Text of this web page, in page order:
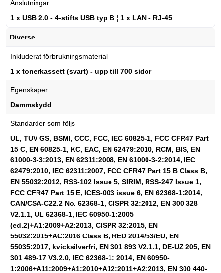
Anslutningar
1 x USB 2.0 - 4-stifts USB typ B ¦ 1 x LAN - RJ-45
Diverse
Inkluderat förbrukningsmaterial
1 x tonerkassett (svart) - upp till 700 sidor
Egenskaper
Dammskydd
Standarder som följs
UL, TUV GS, BSMI, CCC, FCC, IEC 60825-1, FCC CFR47 Part
15 C, EN 60825-1, KC, EAC, EN 62479:2010, RCM, BIS, EN
61000-3-3:2013, EN 62311:2008, EN 61000-3-2:2014, IEC
62479:2010, IEC 62311:2007, FCC CFR47 Part 15 B Class B,
EN 55032:2012, RSS-102 Issue 5, SIRIM, RSS-247 Issue 1,
FCC CFR47 Part 15 E, ICES-003 issue 6, EN 62368-1:2014,
CAN/CSA-C22.2 No. 62368-1, CISPR 32:2012, EN 300 328
V2.1.1, UL 62368-1, IEC 60950-1:2005
(ed.2)+A1:2009+A2:2013, CISPR 32:2015, EN
55032:2015+AC:2016 Class B, RED 2014/53/EU, EN
55035:2017, kvicksilverfri, EN 301 893 V2.1.1, DE-UZ 205, EN
301 489-17 V3.2.0, IEC 62368-1: 2014, EN 60950-
1:2006+A11:2009+A1:2010+A12:2011+A2:2013, EN 300 440-